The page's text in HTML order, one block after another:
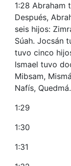
1:28 Abraham
Después,
seis hijos:
Súah. Jocsán
tuvo cinco
Ismael tuvo
Mibsam,
Nafís, Quedmá.
1:29
1:30
1:31